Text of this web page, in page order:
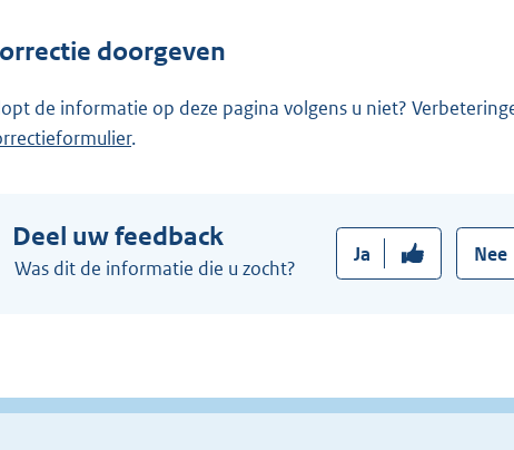
doorgeven
de informatie op deze pagina volgens u niet?
.
Deel uw feedback
Was dit de informatie die u zocht?
Ja Nee